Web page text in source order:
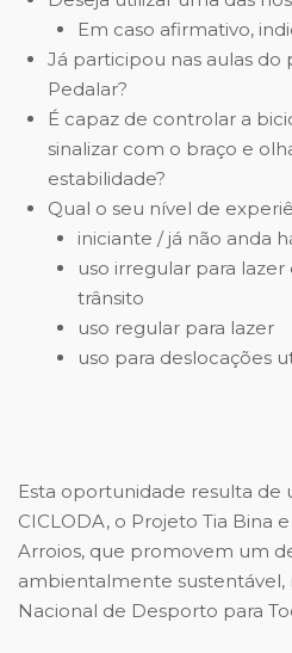
Em caso afirmativo,
Já participou nas aulas do
Pedalar?
É capaz de controlar a
sinalizar com o braço e
estabilidade?
Qual o seu nível de
iniciante / já não anda
uso irregular para
trânsito
uso regular para lazer
uso para deslocações
Esta oportunidade resulta de
CICLODA, o Projeto Tia Bina
Arroios, que promovem um
ambientalmente
Nacional de Desporto para